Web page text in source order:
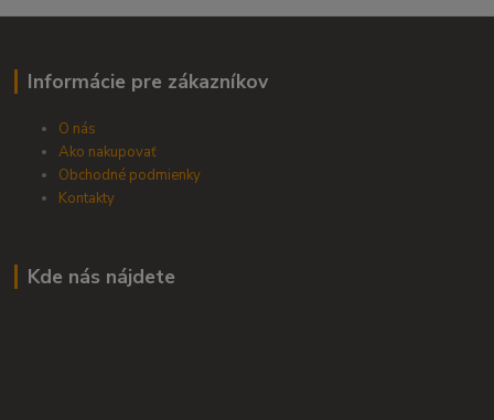
Informácie pre zákazníkov
O nás
Ako nakupovať
Obchodné podmienky
Kontakty
Kde nás nájdete